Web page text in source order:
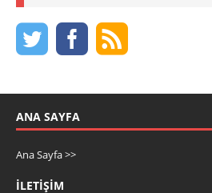
ANA SAYFA
Ana Sayfa >>
İLETIŞIM